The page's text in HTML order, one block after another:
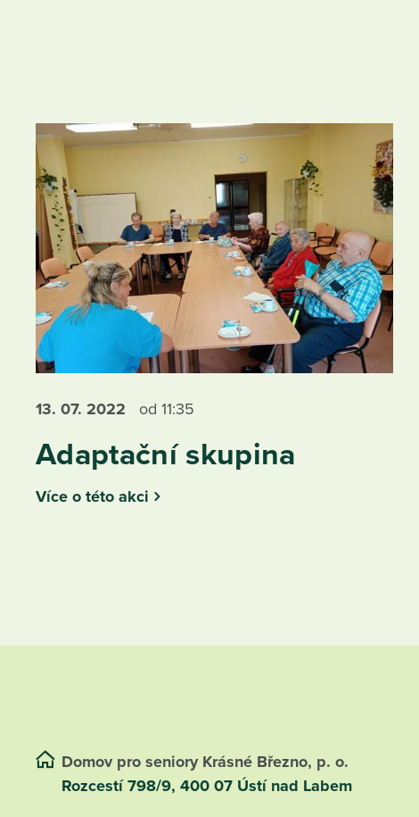
13. 07. 2022 od 11:35
Adaptační skupina
Více o této akci
Domov pro seniory Krásné Březno, p. o.
Rozcestí 798/9, 400 07 Ústí nad Labem